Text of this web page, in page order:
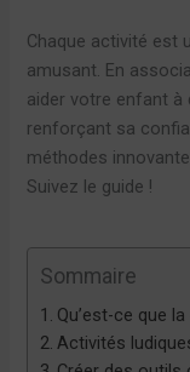
Chaque activité est
amusant. En
aider votre enfant
renforçant sa
méthodes
Suivez le guide !
Sommaire
Qu’est-ce que
Activités